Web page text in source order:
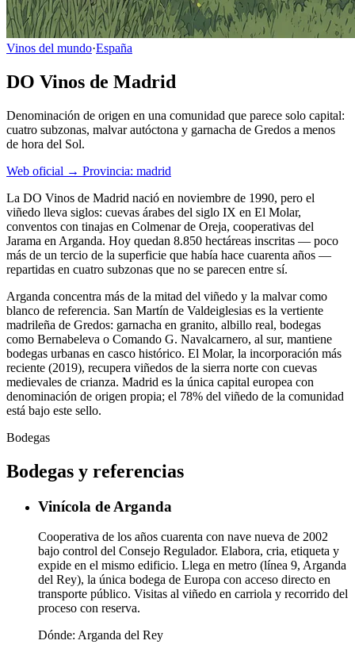
Vinos del mundo·España
DO Vinos de Madrid
Denominación de origen en una comunidad que parece solo capital:
cuatro subzonas, malvar autóctona y garnacha de Gredos a menos
de hora del Sol.
Web oficial → Provincia: madrid
La DO Vinos de Madrid nació en noviembre de 1990, pero el
viñedo lleva siglos: cuevas árabes del siglo IX en El Molar,
conventos con tinajas en Colmenar de Oreja, cooperativas del
Jarama en Arganda. Hoy quedan 8.850 hectáreas inscritas — poco
más de un tercio de la superficie que había hace cuarenta años —
repartidas en cuatro subzonas que no se parecen entre sí.
Arganda concentra más de la mitad del viñedo y la malvar como
blanco de referencia. San Martín de Valdeiglesias es la vertiente
madrileña de Gredos: garnacha en granito, albillo real, bodegas
como Bernabeleva o Comando G. Navalcarnero, al sur, mantiene
bodegas urbanas en casco histórico. El Molar, la incorporación más
reciente (2019), recupera viñedos de la sierra norte con cuevas
medievales de crianza. Madrid es la única capital europea con
denominación de origen propia; el 78% del viñedo de la comunidad
está bajo este sello.
Bodegas
Bodegas y referencias
Vinícola de Arganda
Cooperativa de los años cuarenta con nave nueva de 2002
bajo control del Consejo Regulador. Elabora, cria, etiqueta y
expide en el mismo edificio. Llega en metro (línea 9, Arganda
del Rey), la única bodega de Europa con acceso directo en
transporte público. Visitas al viñedo en carriola y recorrido del
proceso con reserva.
Dónde: Arganda del Rey